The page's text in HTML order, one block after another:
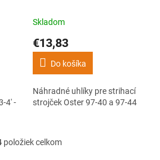
4' -
40 a 97-44
Skladom
€13,83
Do košíka
Náhradné uhlíky pre strihací
strojček Oster 97-40 a 97-44
O
položiek celkom